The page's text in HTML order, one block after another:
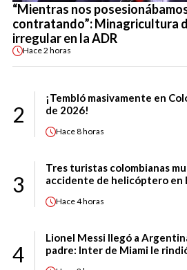
“Mientras nos
contratando”: Minagricultura
irregular en la ADR
Hace2 horas
2
¡Tembló masivamente en
de 2026!
Hace8 horas
3
Tres turistas colombianas
accidente de helicóptero en
Hace4 horas
4
Lionel Messi llegó a
padre: Inter de Miami le